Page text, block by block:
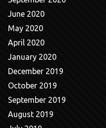
June 2020
May 2020
April 2020
January 2020
December 2019
October 2019
September 2019
August 2019